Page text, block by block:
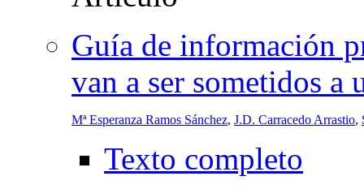
Guía de información
van a ser sometidos a
Mª Esperanza Ramos Sánchez, J.D. Carracedo Arrastio,
Texto completo